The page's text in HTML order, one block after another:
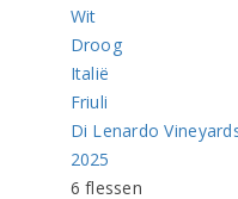
Wit
Droog
Italië
Friuli
Di Lenardo
2025
6 flessen